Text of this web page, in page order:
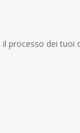
processo dei tuoi